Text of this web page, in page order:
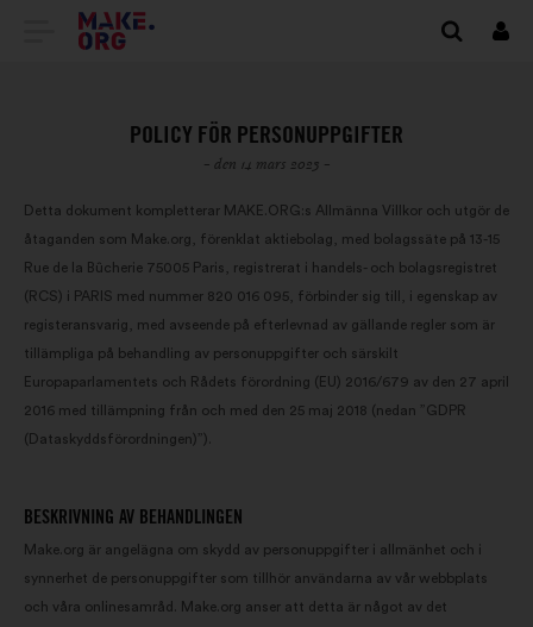
GÅ
FÖRSTASIDAN
MAKE.ORG
POLICY FÖR PERSONUPPGIFTER
- den 14 mars 2023 -
Detta dokument kompletterar MAKE.ORG:s Allmänna Villkor och utgör de
åtaganden som Make.org, förenklat aktiebolag, med bolagssäte på 13-15
Rue de la Bûcherie 75005 Paris, registrerat i handels- och bolagsregistret
(RCS) i PARIS med nummer 820 016 095, förbinder sig till, i egenskap av
registeransvarig, med avseende på efterlevnad av gällande regler som är
tillämpliga på behandling av personuppgifter och särskilt
Europaparlamentets och Rådets förordning (EU) 2016/679 av den 27 april
2016 med tillämpning från och med den 25 maj 2018 (nedan ”GDPR
(Dataskyddsförordningen)”).
BESKRIVNING AV BEHANDLINGEN
Make.org är angelägna om skydd av personuppgifter i allmänhet och i
synnerhet de personuppgifter som tillhör användarna av vår webbplats
och våra onlinesamråd. Make.org anser att detta är något av det